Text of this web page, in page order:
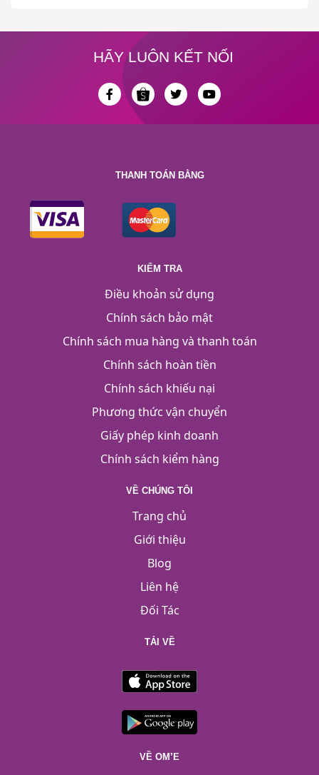
HÃY LUÔN KẾT NỐI
THANH TOÁN BẰNG
KIỂM TRA
Điều khoản sử dụng
Chính sách bảo mật
Chính sách mua hàng và thanh toán
Chính sách hoàn tiền
Chính sách khiếu nại
Phương thức vận chuyển
Giấy phép kinh doanh
Chính sách kiểm hàng
VỀ CHÚNG TÔI
Trang chủ
Giới thiệu
Blog
Liên hệ
Đối Tác
TẢI VỀ
VỀ OM’E